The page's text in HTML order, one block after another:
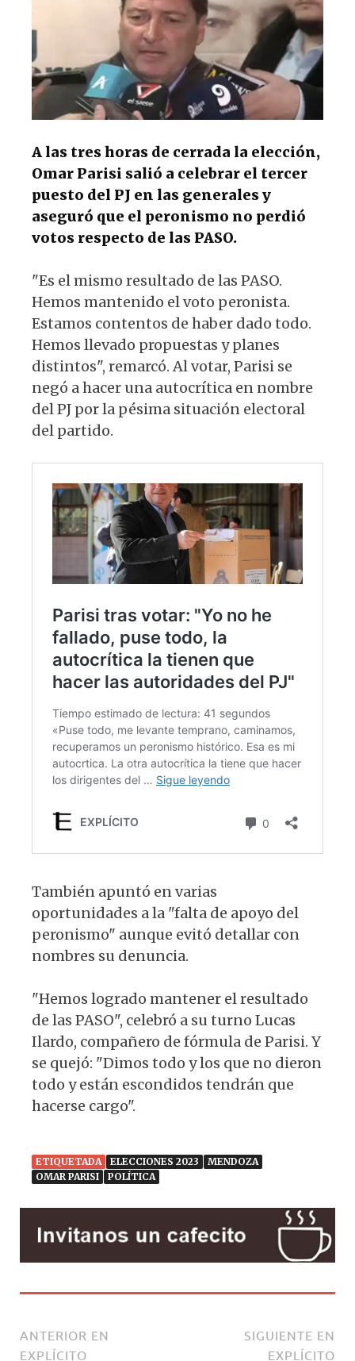
p
o
k
A las tres horas de cerrada la elección,
Omar Parisi salió a celebrar el tercer
puesto del PJ en las generales y
aseguró que el peronismo no perdió
votos respecto de las PASO.
"Es el mismo resultado de las PASO.
Hemos mantenido el voto peronista.
Estamos contentos de haber dado todo.
Hemos llevado propuestas y planes
distintos", remarcó. Al votar, Parisi se
negó a hacer una autocrítica en nombre
del PJ por la pésima situación electoral
del partido.
También apuntó en varias
oportunidades a la "falta de apoyo del
peronismo" aunque evitó detallar con
nombres su denuncia.
"Hemos logrado mantener el resultado
de las PASO", celebró a su turno Lucas
Ilardo, compañero de fórmula de Parisi. Y
se quejó: "Dimos todo y los que no dieron
todo y están escondidos tendrán que
hacerse cargo".
ETIQUETADA ELECCIONES 2023
MENDOZA
OMAR PARISI
POLÍTICA
ANTERIOR EN
EXPLÍCITO
SIGUIENTE EN
EXPLÍCITO